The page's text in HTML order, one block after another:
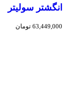
انگشتر سولیتر
63,449,000 تومان